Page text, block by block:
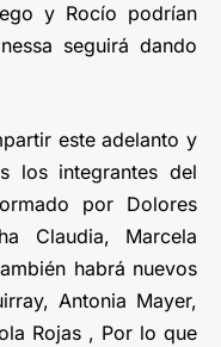
y Rocío podrían
seguirá dando
este adelanto y
los integrantes del
por Dolores
Claudia, Marcela
habrá nuevos
Antonia Mayer,
Rojas , Por lo que